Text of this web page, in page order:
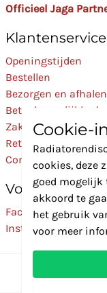
Officieel Jaga
Klantenservice
Openingstijden
Bestellen
Bezorgen en afhalen
Betaalmogelijkheden
Zakelijk
Retourneren
Contact
Volg Ons
Facebook
Instagram
Cookie-
cookies, deze
goed mogelijk
akkoord te
het gebruik
voor meer